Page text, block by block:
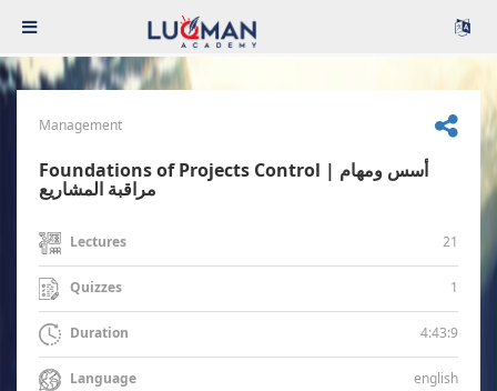
Management
Foundations of Projects Control | أسس ومهام
مراقبة المشاريع
Lectures 21
Quizzes 1
Duration 4:43:9
Language english